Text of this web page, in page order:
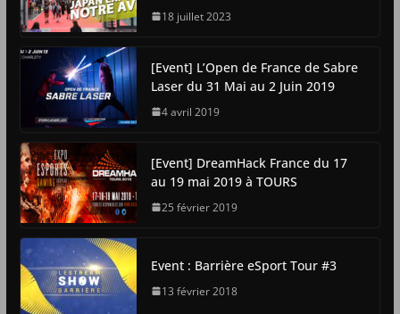
18 juillet 2023
[Event] L’Open de France de Sabre
Laser du 31 Mai au 2 Juin 2019
4 avril 2019
[Event] DreamHack France du 17
au 19 mai 2019 à TOURS
25 février 2019
Event : Barrière eSport Tour #3
13 février 2018